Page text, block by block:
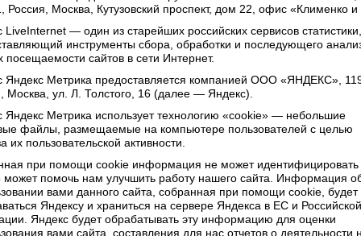
не ухаживает за растениями и деревьями. А чтобы
в порядок, нужен специалист и
Шутов, директор Верховажского лесхоза, пояснил,
всего необходимо решить вопрос с землёй. Кому
«То, что не лесному департаменту – это
Сейчас у лесхоза иные задачи»,- подчеркнул Александр
сельского поселения Галина Шутова довела
депутатов и приглашённых информацию о том,
в парке было сделано, но в настоящее время
В 2012-2013 годах проведена работа по
земельных долей, и на этом пока всё
Россия, Москва, Кутузовский проспект, дом 22, офис «Клименко и
LiveInternet — один из старейших российских сервисов статистики,
инструменты сбора, обработки и последующего
посещаемости сайтов в сети Интернет.
Яндекс Метрика предоставляется компанией ООО «ЯНДЕКС»,
Москва, ул. Л. Толстого, 16 (далее — Яндекс).
Яндекс Метрика использует технологию «cookie» — небольшие
файлы, размещаемые на компьютере пользователей с целью
их пользовательской активности.
при помощи cookie информация не может идентифицировать
может помочь нам улучшить работу нашего сайта. Информация
вами данного сайта, собранная при помощи cookie, будет
Яндексу и храниться на сервере Яндекса в ЕС и Российской
Яндекс будет обрабатывать эту информацию для оценки
вами сайта, составления для нас отчетов о деятельности